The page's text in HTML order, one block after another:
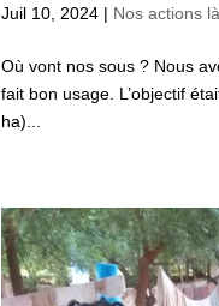
Juil 10, 2024 | Nos actions
Où vont nos sous ? Nous
fait bon usage. L’objectif
ha)...